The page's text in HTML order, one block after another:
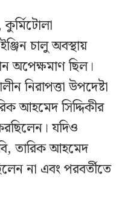
কুর্মিটোলা
চালু অবস্থায়
অপেক্ষমাণ ছিল।
নিরাপত্তা উপদেষ্টা
আহমেদ সিদ্দিকীর
যদিও
তারিক আহমেদ
না এবং পরবর্তীতে